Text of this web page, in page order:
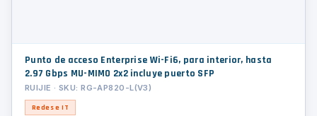
Punto de acceso Enterprise Wi-Fi6, para interior, hasta
2.97 Gbps MU-MIMO 2x2 incluye puerto SFP
RUIJIE · SKU: RG-AP820-L(V3)
Redes e IT